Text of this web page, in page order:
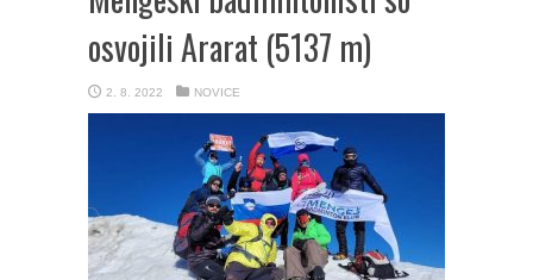
osvojili Ararat (5137 m)
2. 8. 2022 NOVICE